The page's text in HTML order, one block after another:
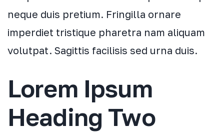
neque duis pretium. Fringilla ornare
imperdiet tristique pharetra nam aliquam
volutpat. Sagittis facilisis sed urna duis.
Lorem Ipsum
Heading Two